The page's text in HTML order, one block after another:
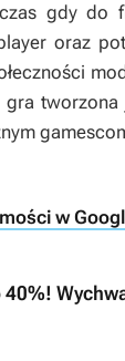
gdy do
oraz
w